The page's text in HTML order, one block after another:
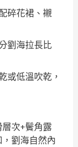
碎花裙、襯
劉海拉長比
或低溫吹乾，
次+鬢角露
劉海自然內